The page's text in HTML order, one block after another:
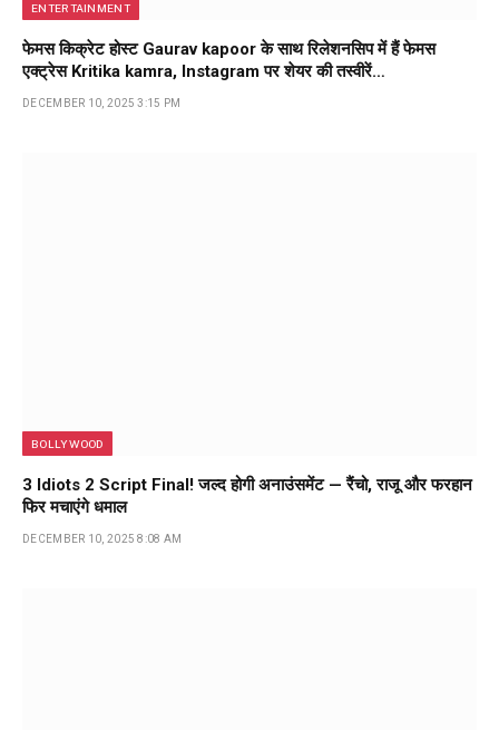
ENTERTAINMENT
फेमस किक्रेट होस्ट Gaurav kapoor के साथ रिलेशनसिप में हैं फेमस
एक्ट्रेस Kritika kamra, Instagram पर शेयर की तस्वीरें…
DECEMBER 10, 2025 3:15 PM
BOLLYWOOD
3 Idiots 2 Script Final! जल्द होगी अनाउंसमेंट — रैंचो, राजू और फरहान
फिर मचाएंगे धमाल
DECEMBER 10, 2025 8:08 AM